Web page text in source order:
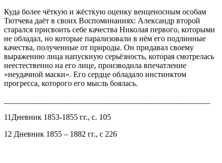
Куда более чёткую и жёсткую оценку венценосным особам
Тютчева даёт в своих Воспоминаниях: Александр второй
старался присвоить себе качества Николая первого, которыми
не обладал, но которые парализовали в нём его подлинные
качества, полученные от природы. Он придавал своему
выражению лица напускную серьёзность, которая смотрелась
неестественно на его лице, производила впечатление
«неудачной маски». Его сердце обладало инстинктом
прогресса, которого его мысль боялась.
11Дневник 1853-1855 гг., с. 105
12 Дневник 1855 – 1882 гг., с 226